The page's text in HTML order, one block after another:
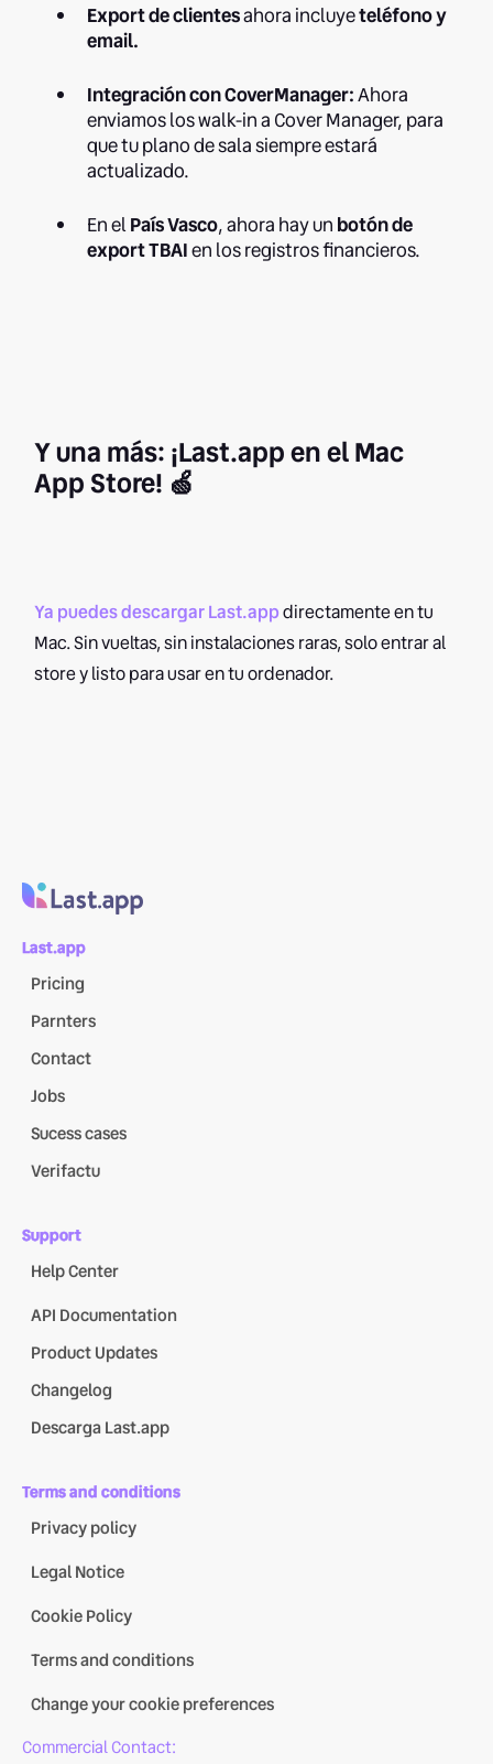
Export de clientesahora incluyeteléfono y
email.
Integración con CoverManager:Ahora
enviamos los walk-in a Cover Manager, para
que tu plano de sala siempre estará
actualizado.
En elPaís Vasco, ahora hay unbotón de
export TBAIen los registros financieros.
Y una más: ¡Last.app en el Mac
App Store! 🍏
Ya puedes descargar Last.appdirectamente en tu
Mac. Sin vueltas, sin instalaciones raras, solo entrar al
store y listo para usar en tu ordenador.
Last.app
Pricing
Parnters
Contact
Jobs
Sucess cases
Verifactu
Support
Help Center
API Documentation
Product Updates
Changelog
Descarga Last.app
Terms and conditions
Privacy policy
Legal Notice
Cookie Policy
Terms and conditions
Change your cookie preferences
Commercial Contact: